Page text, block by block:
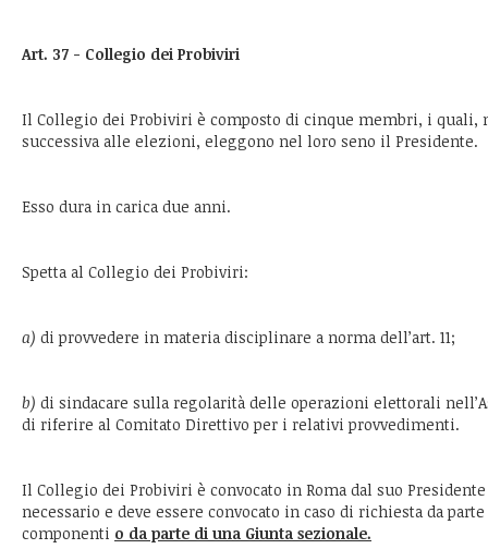
Art. 37 - Collegio dei Probiviri
Il Collegio dei Probiviri è composto di cinque membri, i quali,
successiva alle elezioni, eleggono nel loro seno il Presidente.
Esso dura in carica due anni.
Spetta al Collegio dei Probiviri:
a) di provvedere in materia disciplinare a norma dell’art. 11;
b) di sindacare sulla regolarità delle operazioni elettorali
di riferire al Comitato Direttivo per i relativi provvedimenti.
Il Collegio dei Probiviri è convocato in Roma dal suo
necessario e deve essere convocato in caso di richiesta da
componenti o da parte di una Giunta sezionale.